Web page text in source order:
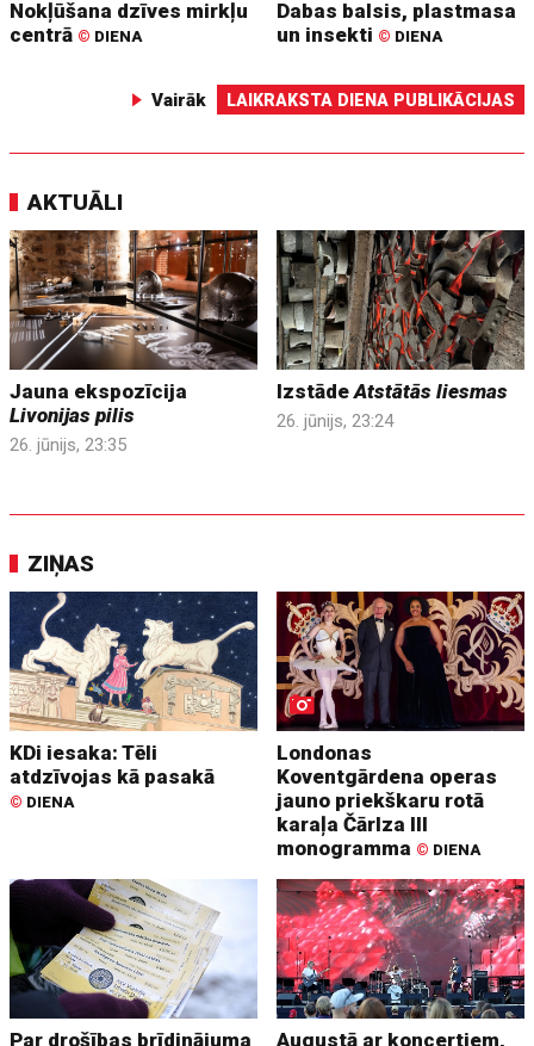
Nokļūšana dzīves mirkļu
centrā © DIENA
Dabas balsis, plastmasa
un insekti © DIENA
Vairāk LAIKRAKSTA DIENA PUBLIKĀCIJAS
AKTUĀLI
Jauna ekspozīcija
Livonijas pilis
26. jūnijs, 23:35
IzstādeAtstātās liesmas
26. jūnijs, 23:24
ZIŅAS
KDi iesaka: Tēli
atdzīvojas kā pasakā
© DIENA
Londonas
Koventgārdena operas
jauno priekškaru rotā
karaļa Čārlza III
monogramma © DIENA
Par drošības brīdinājuma
Augustā ar koncertiem,